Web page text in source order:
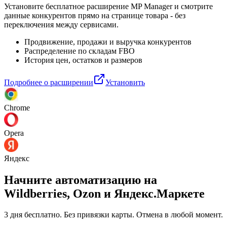
Установите бесплатное расширение MP Manager и смотрите
данные конкурентов прямо на странице товара - без
переключения между сервисами.
Продвижение, продажи и выручка конкурентов
Распределение по складам FBO
История цен, остатков и размеров
Подробнее о расширении Установить
Chrome
Opera
Яндекс
Начните автоматизацию на
Wildberries, Ozon и Яндекс.Маркете
3 дня бесплатно. Без привязки карты. Отмена в любой момент.